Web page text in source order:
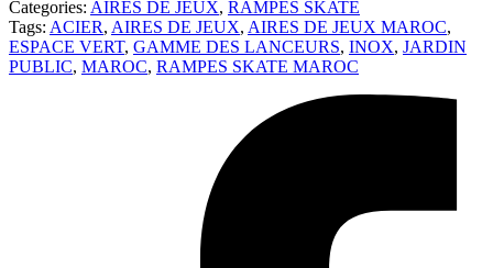
Categories: AIRES DE JEUX, RAMPES SKATE
Tags: ACIER, AIRES DE JEUX, AIRES DE JEUX MAROC,
ESPACE VERT, GAMME DES LANCEURS, INOX, JARDIN
PUBLIC, MAROC, RAMPES SKATE MAROC